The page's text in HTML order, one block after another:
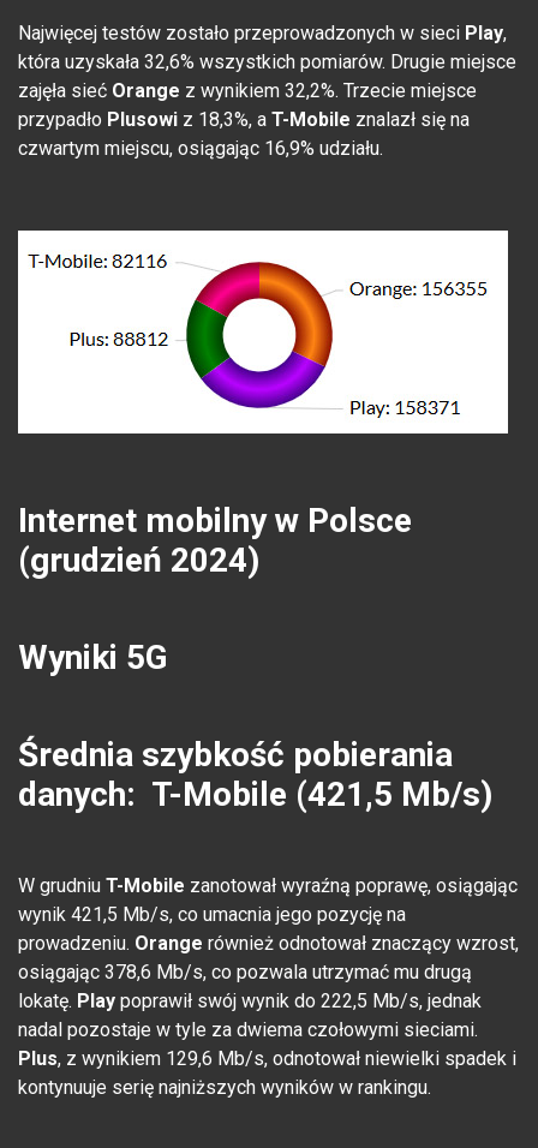
Najwięcej testów zostało przeprowadzonych w sieci Play,
która uzyskała 32,6% wszystkich pomiarów. Drugie miejsce
zajęła sieć Orange z wynikiem 32,2%. Trzecie miejsce
przypadło Plusowi z 18,3%, a T-Mobile znalazł się na
czwartym miejscu, osiągając 16,9% udziału.
Internet mobilny w Polsce
(grudzień 2024)
Wyniki 5G
Średnia szybkość pobierania
danych: T-Mobile (421,5 Mb/s)
W grudniu T-Mobile zanotował wyraźną poprawę, osiągając
wynik 421,5 Mb/s, co umacnia jego pozycję na
prowadzeniu. Orange również odnotował znaczący wzrost,
osiągając 378,6 Mb/s, co pozwala utrzymać mu drugą
lokatę. Play poprawił swój wynik do 222,5 Mb/s, jednak
nadal pozostaje w tyle za dwiema czołowymi sieciami.
Plus, z wynikiem 129,6 Mb/s, odnotował niewielki spadek i
kontynuuje serię najniższych wyników w rankingu.